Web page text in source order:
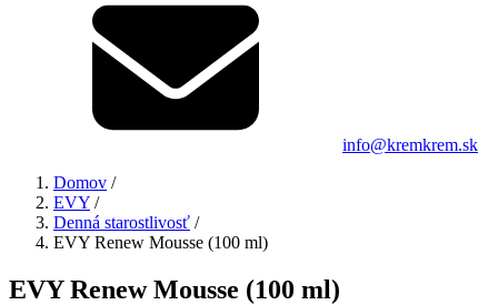
info@kremkrem.sk
Domov /
EVY /
Denná starostlivosť /
EVY Renew Mousse (100 ml)
EVY Renew Mousse (100 ml)